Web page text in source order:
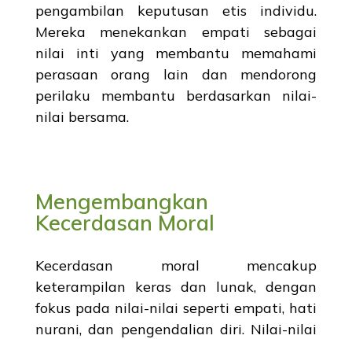
pengambilan keputusan etis individu.
Mereka menekankan empati sebagai
nilai inti yang membantu memahami
perasaan orang lain dan mendorong
perilaku membantu berdasarkan nilai-
nilai bersama.
Mengembangkan
Kecerdasan Moral
Kecerdasan moral mencakup
keterampilan keras dan lunak, dengan
fokus pada nilai-nilai seperti empati, hati
nurani, dan pengendalian diri. Nilai-nilai